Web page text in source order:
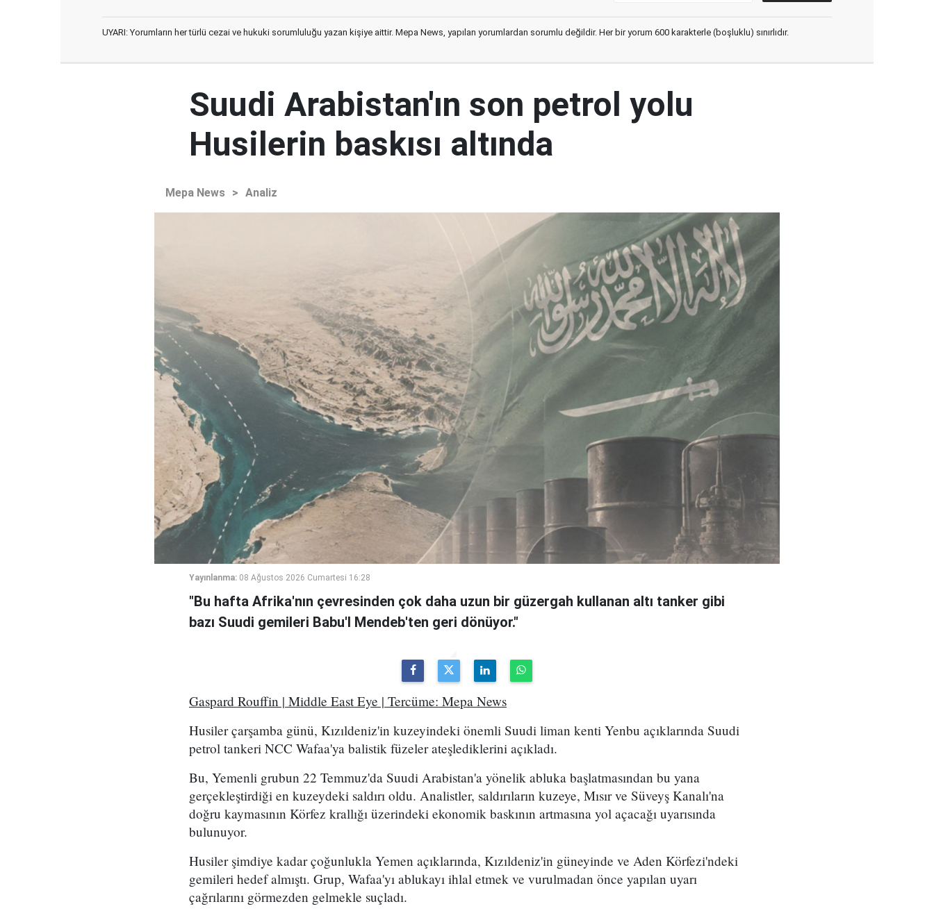
UYARI: Yorumların her türlü cezai ve hukuki sorumluluğu yazan kişiye aittir. Mepa News, yapılan yorumlardan sorumlu değildir. Her bir yorum 600 karakterle (boşluklu) sınırlıdır.
Suudi Arabistan'ın son petrol yolu
Husilerin baskısı altında
Mepa News > Analiz
Yayınlanma: 08 Ağustos 2026 Cumartesi 16:28
"Bu hafta Afrika'nın çevresinden çok daha uzun bir güzergah kullanan altı tanker gibi
bazı Suudi gemileri Babu'l Mendeb'ten geri dönüyor."
Gaspard Rouffin | Middle East Eye | Tercüme: Mepa News
Husiler çarşamba günü, Kızıldeniz'in kuzeyindeki önemli Suudi liman kenti Yenbu açıklarında Suudi
petrol tankeri NCC Wafaa'ya balistik füzeler ateşlediklerini açıkladı.
Bu, Yemenli grubun 22 Temmuz'da Suudi Arabistan'a yönelik abluka başlatmasından bu yana
gerçekleştirdiği en kuzeydeki saldırı oldu. Analistler, saldırıların kuzeye, Mısır ve Süveyş Kanalı'na
doğru kaymasının Körfez krallığı üzerindeki ekonomik baskının artmasına yol açacağı uyarısında
bulunuyor.
Husiler şimdiye kadar çoğunlukla Yemen açıklarında, Kızıldeniz'in güneyinde ve Aden Körfezi'ndeki
gemileri hedef almıştı. Grup, Wafaa'yı ablukayı ihlal etmek ve vurulmadan önce yapılan uyarı
çağrılarını görmezden gelmekle suçladı.